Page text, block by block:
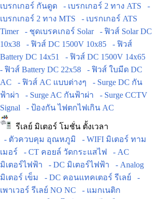
เบรกเกอร์ กันดูด
- เบรกเกอร์ 2 ทาง ATS
-
เบรกเกอร์ 2 ทาง MTS
- เบรกเกอร์ ATS
Timer
- ชุดเบรคเกอร์ Solar
- ฟิวส์ Solar DC
10x38
- ฟิวส์ DC 1500V 10x85
- ฟิวส์
Battery DC 14x51
- ฟิวส์ DC 1500V 14x65
- ฟิวส์ Battery DC 22x58
- ฟิวส์ ใบมีด DC
AC
- ฟิวส์ AC แบบต่างๆ
- Surge DC กัน
ฟ้าผ่า
- Surge AC กันฟ้าผ่า
- Surge CCTV
Signal
- ป้องกัน ไฟตกไฟเกิน AC
รีเลย์ มิเตอร์ โมชั่น ตั้งเวลา
- ตัวควบคุม อุณหภูมิ
- WIFI มิเตอร์ ทาม
เมอร์
- CT คอยล์ วัดกระแสไฟ
- AC
มิเตอร์ไฟฟ้า
- DC มิเตอร์ไฟฟ้า
- Analog
มิเตอร์ เข็ม
- DC คอนแทคเตอร์ รีเลย์
-
เพาเวอร์ รีเลย์ NO NC
- แมกเนติก